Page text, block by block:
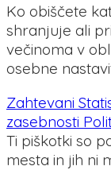
Ko obiščete
shranjuje ali
večinoma v
osebne
Zahtevani
zasebnosti
Ti piškotki so
mesta in jih ni